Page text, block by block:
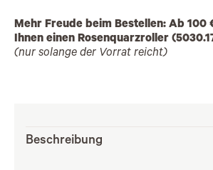
Mehr Freude beim Bestellen: Ab 100
Ihnen einen Rosenquarzroller
(nur solange der Vorrat reicht)
Beschreibung